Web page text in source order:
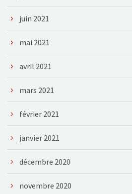
juin 2021
mai 2021
avril 2021
mars 2021
février 2021
janvier 2021
décembre 2020
novembre 2020